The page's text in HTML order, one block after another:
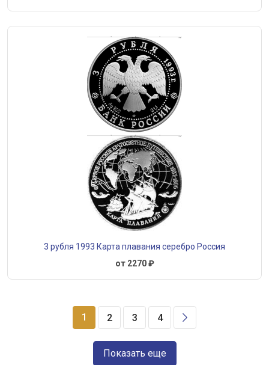
3 рубля 1993 Карта плавания серебро Россия
от 2270 ₽
1 2 3 4
Показать еще